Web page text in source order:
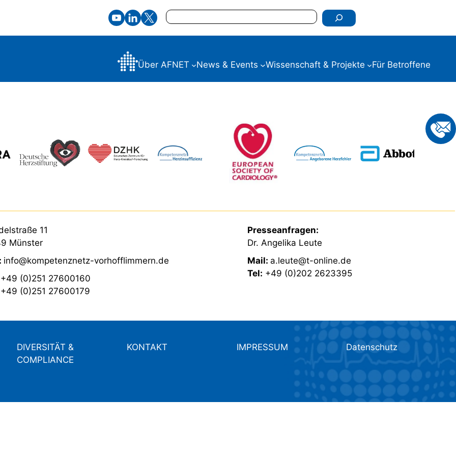
Suchen
Über AFNET News & Events Wissenschaft & Projekte Für Betroffene
11
Münster
info@kompetenznetz-vorhofflimmern.de
+49 (0)251 27600160
+49 (0)251 27600179
Presseanfragen:
Dr. Angelika Leute
Mail: a.leute@t-online.de
Tel: +49 (0)202 2623395
DIVERSITÄT &
COMPLIANCE
KONTAKT IMPRESSUM Datenschutz